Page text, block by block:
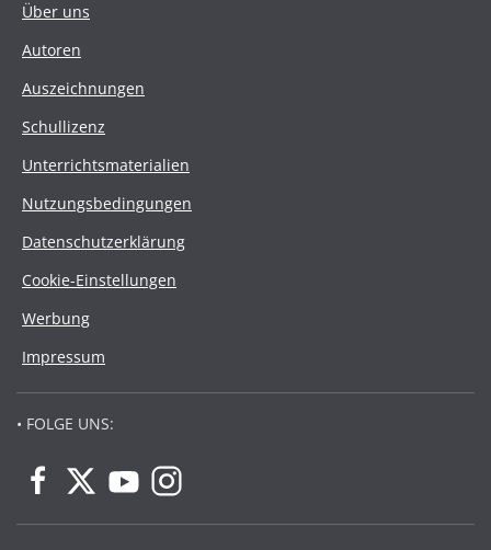
Über uns
Autoren
Auszeichnungen
Schullizenz
Unterrichtsmaterialien
Nutzungsbedingungen
Datenschutzerklärung
Cookie-Einstellungen
Werbung
Impressum
• FOLGE UNS: